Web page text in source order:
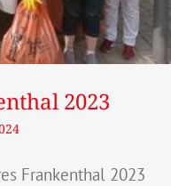
2023
Frankenthal 2023